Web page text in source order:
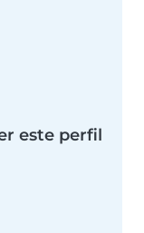
este perfil